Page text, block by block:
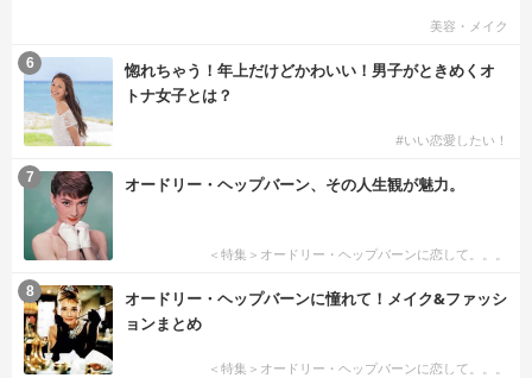
美容・メイク
惚れちゃう！年上だけどかわいい！男子がときめくオ
トナ女子とは？
#いい恋愛したい！
6
オードリー・ヘップバーン、その人生観が魅力。
＜特集＞オードリー・ヘップバーンに恋して。。。
7
オードリー・ヘップバーンに憧れて！メイク&ファッシ
ョンまとめ
＜特集＞オードリー・ヘップバーンに恋して。。。
8